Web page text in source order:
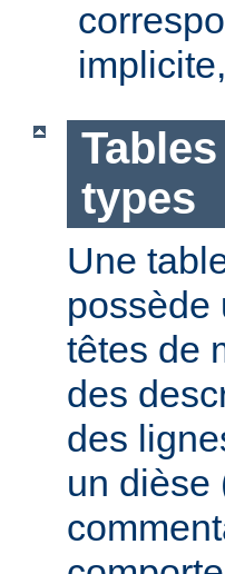
types
Une
possède
têtes de
des
des
un dièse